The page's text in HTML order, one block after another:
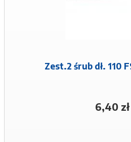
Zest.2 śrub dł. 110
6,40 zł